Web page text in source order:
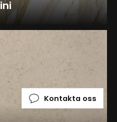
Kontakta oss